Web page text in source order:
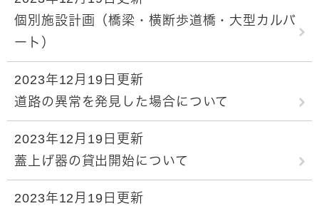
個別施設計画（橋梁・横断歩道橋・大型カルバ
ート）
2023年12月19日更新
道路の異常を発見した場合について
2023年12月19日更新
蓋上げ器の貸出開始について
2023年12月19日更新